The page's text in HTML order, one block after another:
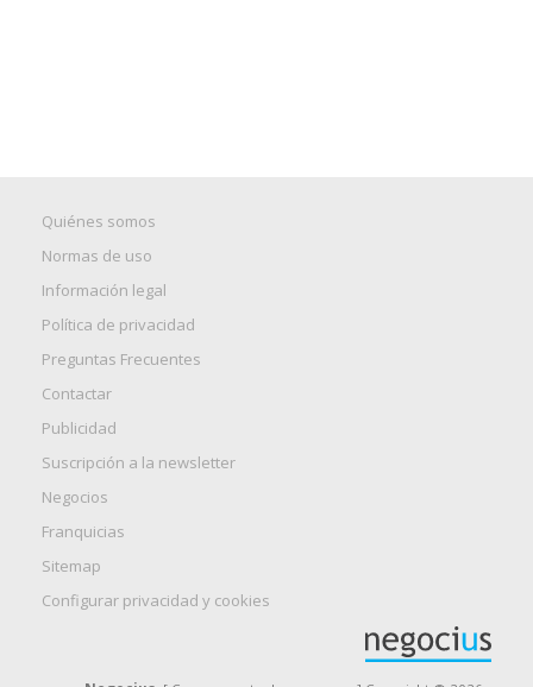
Quiénes somos
Normas de uso
Información legal
Política de privacidad
Preguntas Frecuentes
Contactar
Publicidad
Suscripción a la newsletter
Negocios
Franquicias
Sitemap
Configurar privacidad y cookies